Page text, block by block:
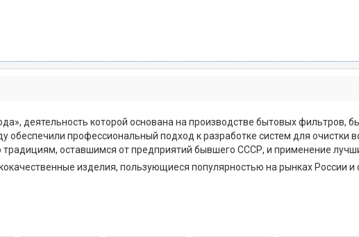
деятельность которой основана на производстве бытовых фильтров,
обеспечили профессиональный подход к разработке систем для
оставшимся от предприятий бывшего СССР, и применение
изделия, пользующиеся популярностью на рынках России и